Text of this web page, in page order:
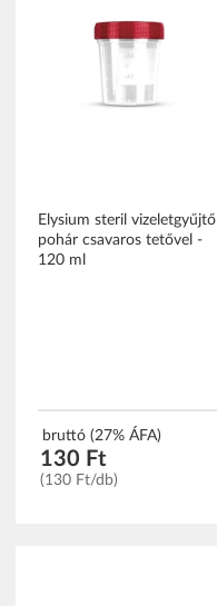
Elysium steril vizeletgyűjtő
pohár csavaros tetővel -
120 ml
bruttó (27% ÁFA)
130 Ft
(130 Ft/db)